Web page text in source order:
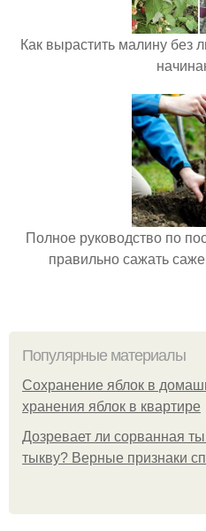
Как вырастить малину без
Полное руководство по
правильно сажать
Популярные материалы
Сохранение яблок в
хранения яблок в квартире
Дозревает ли сорванная
тыкву? Верные признаки